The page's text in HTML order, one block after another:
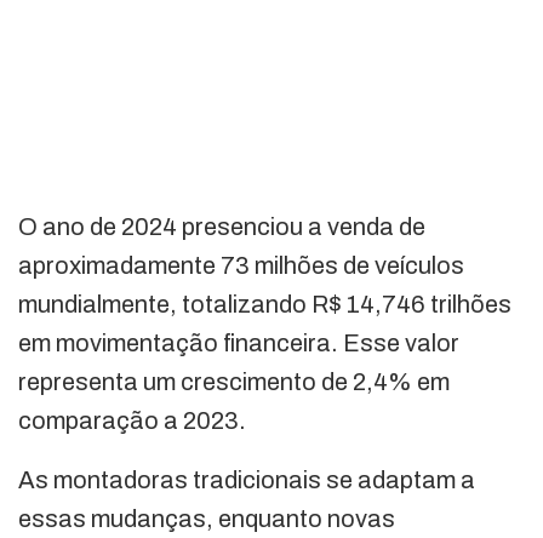
O ano de 2024 presenciou a venda de
aproximadamente 73 milhões de veículos
mundialmente, totalizando R$ 14,746 trilhões
em movimentação financeira. Esse valor
representa um crescimento de 2,4% em
comparação a 2023.
As montadoras tradicionais se adaptam a
essas mudanças, enquanto novas